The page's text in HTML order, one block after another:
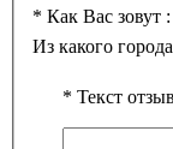
* Как Вас зовут :
Из какого
* Текст